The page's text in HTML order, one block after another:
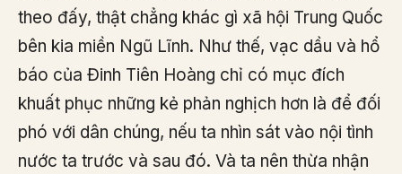
theo đấy, thật chẳng khác gì xã hội Trung Quốc
bên kia miền Ngũ Lĩnh. Như thế, vạc dầu và hổ
báo của Đinh Tiên Hoàng chỉ có mục đích
khuất phục những kẻ phản nghịch hơn là để đối
phó với dân chúng, nếu ta nhìn sát vào nội tình
nước ta trước và sau đó. Và ta nên thừa nhận